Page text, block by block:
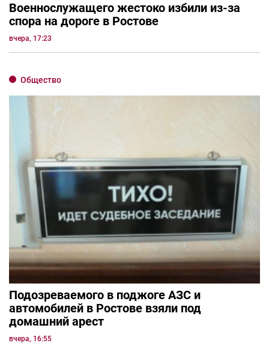
Военнослужащего жестоко избили из-за
спора на дороге в Ростове
вчера, 17:23
Общество
Подозреваемого в поджоге АЗС и
автомобилей в Ростове взяли под
домашний арест
вчера, 16:55